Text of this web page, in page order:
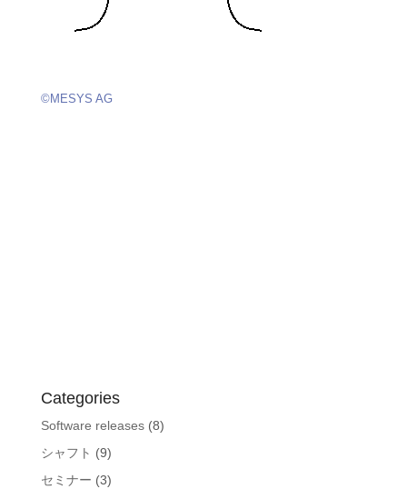
Categories
Software releases(8)
シャフト (9)
セミナー (3)